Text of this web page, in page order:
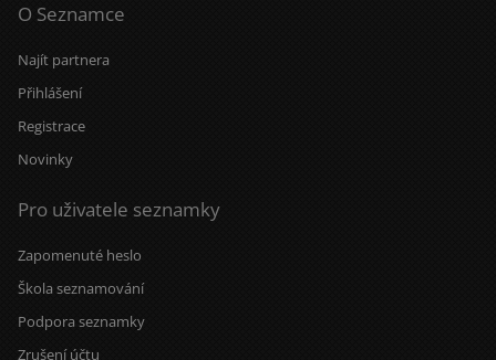
O Seznamce
Najít partnera
Přihlášení
Registrace
Novinky
Pro uživatele seznamky
Zapomenuté heslo
Škola seznamování
Podpora seznamky
Zrušení účtu